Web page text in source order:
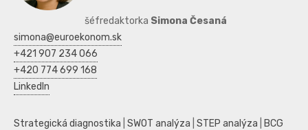
šéfredaktorka Simona Česaná
simona@euroekonom.sk
+421 907 234 066
+420 774 699 168
LinkedIn
Strategická diagnostika SWOT analýza STEP analýza
BCG